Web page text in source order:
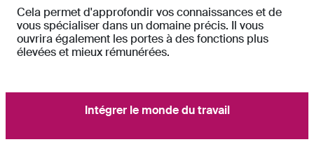
Cela permet d'approfondir vos connaissances et de
vous spécialiser dans un domaine précis. Il vous
ouvrira également les portes à des fonctions plus
élevées et mieux rémunérées.
Intégrer le monde du travail